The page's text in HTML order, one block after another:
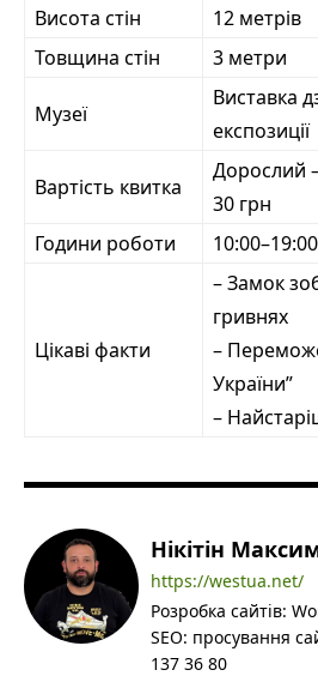
Висота стін
12 метрів
Товщина стін
3 метри
Музеї
Виставка
експозиції
Вартість квитка
Дорослий
30 грн
Години роботи
10:00–19:00
Цікаві факти
– Замок
гривнях
–
України”
–
Нікітін
https://westua.net/
Розробка сайтів:
SEO: просування
137 36 80